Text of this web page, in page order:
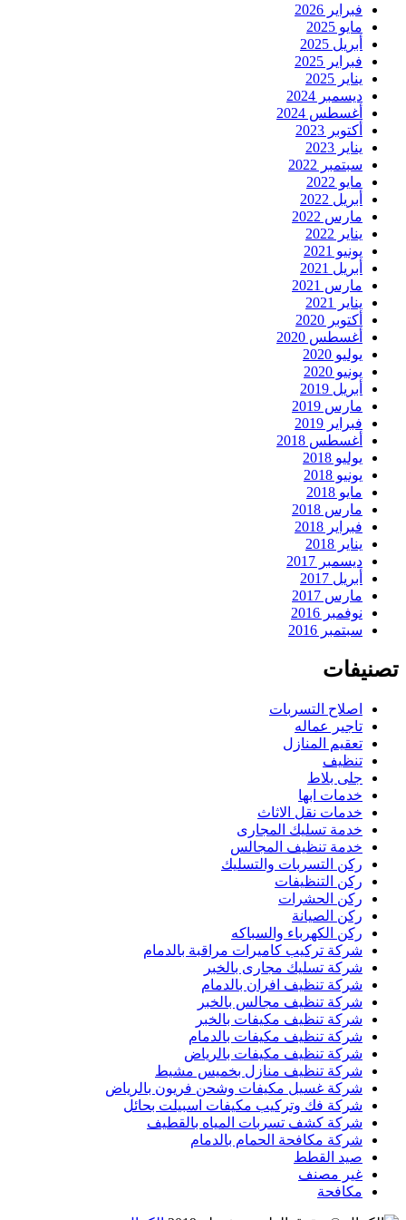
فبراير 2026
مايو 2025
أبريل 2025
فبراير 2025
يناير 2025
ديسمبر 2024
أغسطس 2024
أكتوبر 2023
يناير 2023
سبتمبر 2022
مايو 2022
أبريل 2022
مارس 2022
يناير 2022
يونيو 2021
أبريل 2021
مارس 2021
يناير 2021
أكتوبر 2020
أغسطس 2020
يوليو 2020
يونيو 2020
أبريل 2019
مارس 2019
فبراير 2019
أغسطس 2018
يوليو 2018
يونيو 2018
مايو 2018
مارس 2018
فبراير 2018
يناير 2018
ديسمبر 2017
أبريل 2017
مارس 2017
نوفمبر 2016
سبتمبر 2016
تصنيفات
اصلاح التسربات
تاجير عماله
تعقيم المنازل
تنظيف
جلى بلاط
خدمات ابها
خدمات نقل الاثاث
خدمة تسليك المجارى
خدمة تنظيف المجالس
ركن التسربات والتسليك
ركن التنظيفات
ركن الحشرات
ركن الصيانة
ركن الكهرباء والسباكه
شركة تركيب كاميرات مراقبة بالدمام
شركة تسليك مجارى بالخبر
شركة تنظيف افران بالدمام
شركة تنظيف مجالس بالخبر
شركة تنظيف مكيفات بالخبر
شركة تنظيف مكيفات بالدمام
شركة تنظيف مكيفات بالرياض
شركة تنظيف منازل بخميس مشيط
شركة غسيل مكيفات وشحن فريون بالرياض
شركة فك وتركيب مكيفات اسبيلت بحائل
شركة كشف تسربات المياه بالقطيف
شركة مكافحة الحمام بالدمام
صيد القطط
غير مصنف
مكافحة